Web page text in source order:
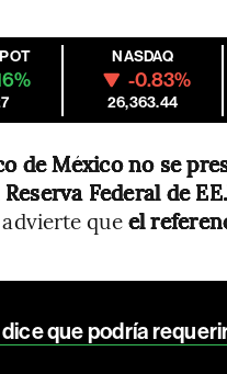
NASDAQ
-0.83%
26,363.44
de México no se
Federal de
queel
que podría